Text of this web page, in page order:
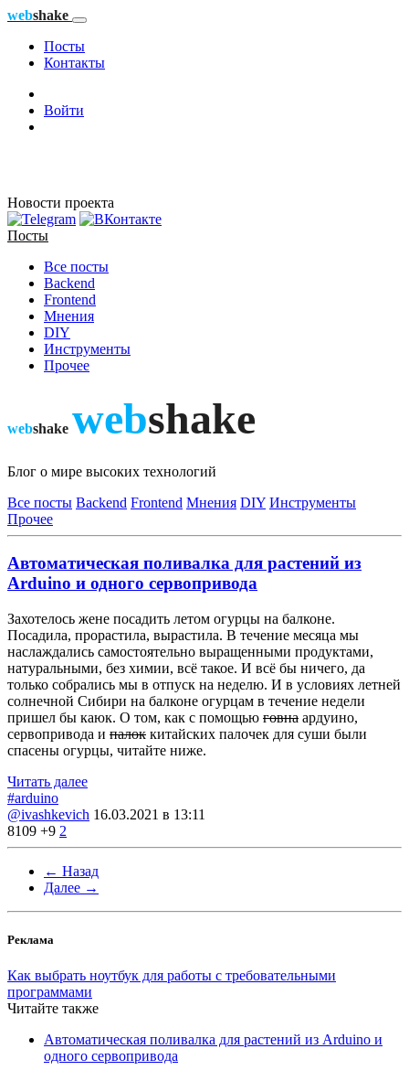
webshake
Посты
Контакты
Войти
Новости проекта
Посты
Все посты
Backend
Frontend
Мнения
DIY
Инструменты
Прочее
webshake webshake
Блог о мире высоких технологий
Все посты Backend Frontend Мнения DIY Инструменты
Прочее
Автоматическая поливалка для растений из
Arduino и одного сервопривода
Захотелось жене посадить летом огурцы на балконе.
Посадила, прорастила, вырастила. В течение месяца мы
наслаждались самостоятельно выращенными продуктами,
натуральными, без химии, всё такое. И всё бы ничего, да
только собрались мы в отпуск на неделю. И в условиях летней
солнечной Сибири на балконе огурцам в течение недели
пришел бы каюк. О том, как с помощью говна ардуино,
сервопривода и палок китайских палочек для суши были
спасены огурцы, читайте ниже.
Читать далее
#arduino
@ivashkevich 16.03.2021 в 13:11
8109 +9 2
← Назад
Далее →
Реклама
Как выбрать ноутбук для работы с требовательными
программами
Читайте также
Автоматическая поливалка для растений из Arduino и
одного сервопривода